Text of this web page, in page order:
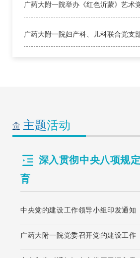
广药大附一院举办《红色沂蒙》艺术
广药大附一院妇产科、儿科联合党支
主题活动
深入贯彻中央八项规
育
中央党的建设工作领导小组印发通知
广药大附一院党委召开党的建设工作